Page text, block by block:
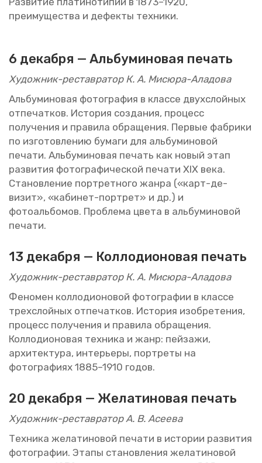
пре­иму­ще­ства и де­фек­ты тех­ни­ки.
6 де­каб­ря — Аль­бу­ми­но­вая пе­чать
Ху­дож­ник-ре­став­ра­тор К. А. Ми­сю­ра-Ала­до­ва
Аль­бу­ми­но­вая фо­то­гра­фия в клас­се двух­слой­ных
от­пе­чат­ков. Ис­то­рия со­зда­ния, про­цесс
по­лу­че­ния и пра­ви­ла об­ра­ще­ния. Пер­вые фаб­ри­ки
по из­го­тов­ле­нию бу­ма­ги для аль­бу­ми­но­вой
пе­ча­ти. Аль­бу­ми­но­вая пе­чать как новый этап
раз­ви­тия фо­то­гра­фи­че­ской пе­ча­ти XIX века.
Ста­нов­ле­ние порт­рет­но­го жанра («карт-де-
визит», «ка­би­нет-порт­рет» и др.) и
фо­то­аль­бо­мов. Про­бле­ма цвета в аль­бу­ми­но­вой
пе­ча­ти.
13 де­каб­ря — Кол­ло­ди­о­но­вая пе­чать
Ху­дож­ник-ре­став­ра­тор К. А. Ми­сю­ра-Ала­до­ва
Фе­но­мен кол­ло­ди­о­но­вой фо­то­гра­фии в клас­се
трех­слой­ных от­пе­чат­ков. Ис­то­рия изоб­ре­те­ния,
про­цесс по­лу­че­ния и пра­ви­ла об­ра­ще­ния.
Кол­ло­ди­о­но­вая тех­ни­ка и жанр: пей­за­жи,
ар­хи­тек­ту­ра, ин­те­рье­ры, порт­ре­ты на
фо­то­гра­фи­ях 1885–1910 годов.
20 де­каб­ря — Же­ла­ти­но­вая пе­чать
Ху­дож­ник-ре­став­ра­тор А. В. Асе­е­ва
Тех­ни­ка же­ла­ти­но­вой пе­ча­ти в ис­то­рии раз­ви­тия
фо­то­гра­фии. Этапы ста­нов­ле­ния же­ла­ти­но­вой